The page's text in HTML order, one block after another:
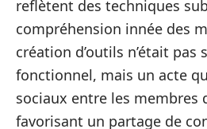
reflètent des techniques
compréhension innée des
création d’outils n’était
fonctionnel, mais un acte
sociaux entre les membres
favorisant un partage de